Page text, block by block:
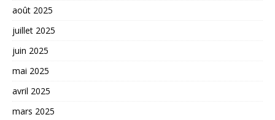
août 2025
juillet 2025
juin 2025
mai 2025
avril 2025
mars 2025